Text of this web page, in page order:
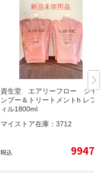
資生堂 エアリーフロー シャ
ンプー＆トリートメントh レフ
ィル1800ml
マイストア在庫： 3712
税込 9947